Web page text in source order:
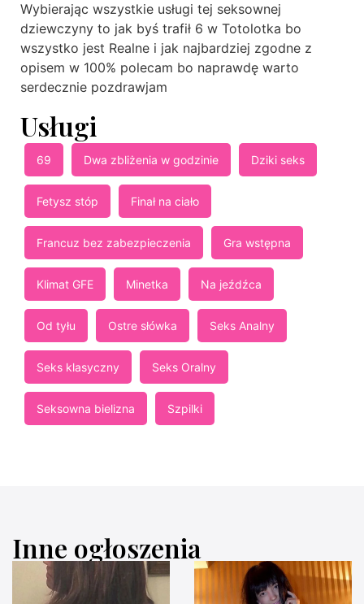
Wybierając wszystkie usługi tej seksownej
dziewczyny to jak byś trafił 6 w Totolotka bo
wszystko jest Realne i jak najbardziej zgodne z
opisem w 100% polecam bo naprawdę warto
serdecznie pozdrawjam
Usługi
69 Dwa zbliżenia w godzinie Dziki seks
Fetysz stóp Finał na ciało
Francuz bez zabezpieczenia Gra wstępna
Klimat GFE Minetka Na jeźdźca
Od tyłu Ostre słówka Seks Analny
Seks klasyczny Seks Oralny
Seksowna bielizna Szpilki
Inne ogłoszenia